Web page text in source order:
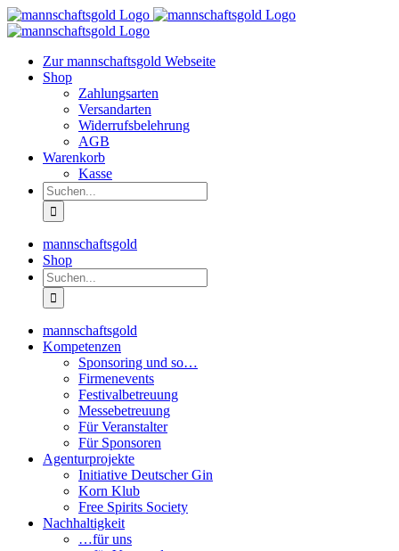
Zum
Inhalt
Zur mannschaftsgold Webseite
Shop
Zahlungsarten
Versandarten
Widerrufsbelehrung
AGB
Warenkorb
Kasse
Suche
nach:
mannschaftsgold
Shop
Suche
nach:
mannschaftsgold
Kompetenzen
Sponsoring und so…
Firmenevents
Festivalbetreuung
Messebetreuung
Für Veranstalter
Für Sponsoren
Agenturprojekte
Initiative Deutscher Gin
Korn Klub
Free Spirits Society
Nachhaltigkeit
…für uns